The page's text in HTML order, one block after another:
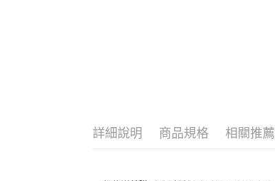
詳細說明 商品規格 相關推薦